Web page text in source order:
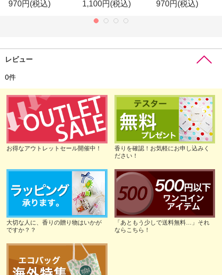
970円(税込) 1,100円(税込) 970円(税込)
レビュー
0件
お得なアウトレットセール開催中！
香りを確認！お気軽にお申し込みく
ださい！
大切な人に、香りの贈り物はいかが
ですか？？
「あともう少しで送料無料…」それ
ならこちら！